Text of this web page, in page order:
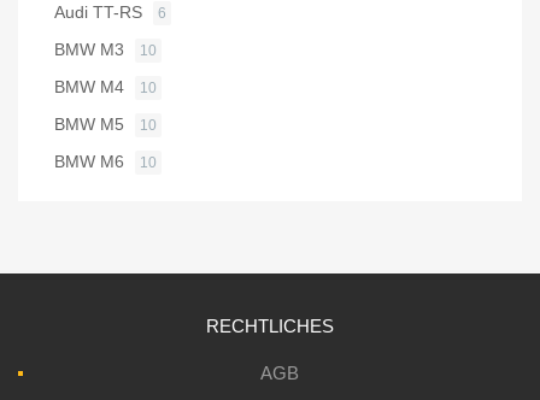
Audi TT-RS 6
BMW M3 10
BMW M4 10
BMW M5 10
BMW M6 10
RECHTLICHES
AGB